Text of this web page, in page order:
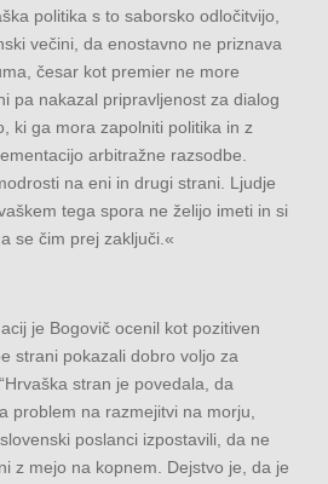
politika s to saborsko odločitvijo,
večini, da enostavno ne priznava
česar kot premier ne more
pa nakazal pripravljenost za dialog
ki ga mora zapolniti politika in z
arbitražne razsodbe.
na eni in drugi strani. Ljudje
tega spora ne želijo imeti in si
se čim prej zaključi.«
je Bogovič ocenil kot pozitiven
strani pokazali dobro voljo za
stran je povedala, da
problem na razmejitvi na morju,
poslanci izpostavili, da ne
z mejo na kopnem. Dejstvo je, da je